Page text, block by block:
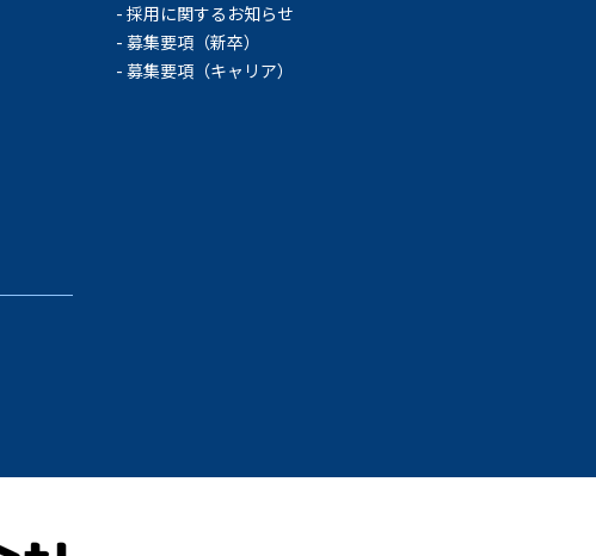
採用に関するお知らせ
募集要項（新卒）
募集要項（キャリア）